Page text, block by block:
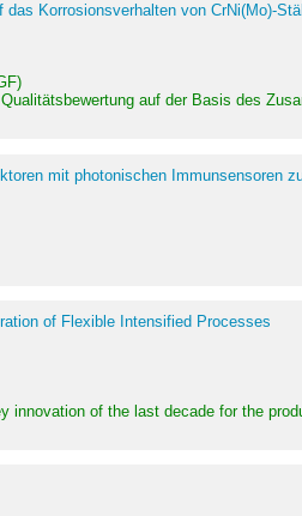
Korrosionsverhalten von CrNi(Mo)-
auf der Basis des
mit photonischen Immunsensoren
of Flexible Intensified Processes
innovation of the last decade for the